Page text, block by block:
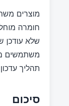
חומרה
שלא עודכן
משתמשים
תהליך
סיכום